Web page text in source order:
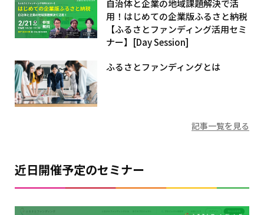
自治体と企業の地域課題解決で活
用！はじめての企業版ふるさと納税
【ふるさとファンディング活用セミ
ナー】[Day Session]
ふるさとファンディングとは
記事一覧を見る
近日開催予定のセミナー